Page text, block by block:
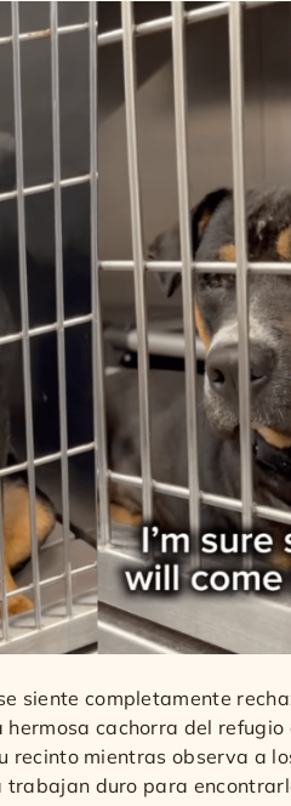
siente completamente
cachorra del
mientras observa a
duro para